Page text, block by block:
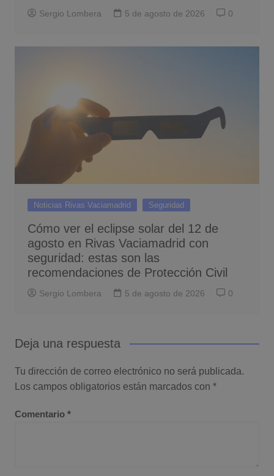
Sergio Lombera 5 de agosto de 2026 0
Noticias Rivas Vaciamadrid Seguridad
Cómo ver el eclipse solar del 12 de
agosto en Rivas Vaciamadrid con
seguridad: estas son las
recomendaciones de Protección Civil
Sergio Lombera 5 de agosto de 2026 0
Deja una respuesta
Tu dirección de correo electrónico no será publicada.
Los campos obligatorios están marcados con *
Comentario *